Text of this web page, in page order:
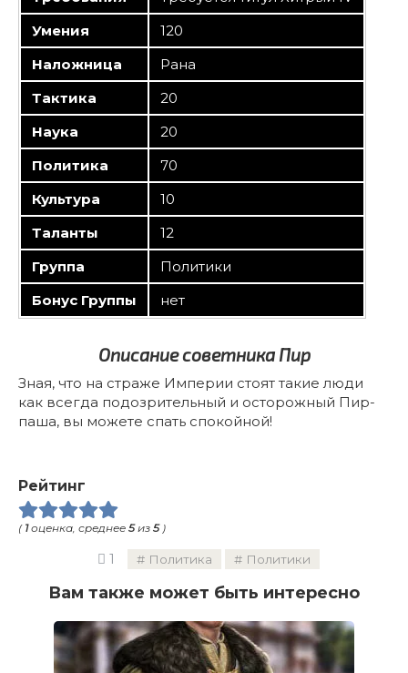
Умения
120
Наложница
Рана
Тактика
20
Наука
20
Политика
70
Культура
10
Таланты
12
Группа
Политики
Бонус Группы
нет
Описание советника Пир
Зная, что на страже Империи стоят такие люди
как всегда подозрительный и осторожный Пир-
паша, вы можете спать спокойной!
Рейтинг
( 1оценка, среднее 5из 5)
1 Политика Политики
Вам также может быть интересно